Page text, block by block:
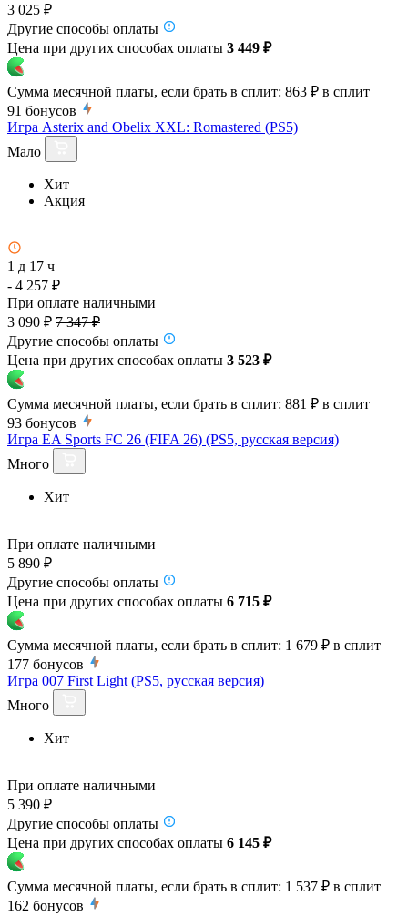
3 025 ₽
Другие способы оплаты
Цена при других способах оплаты 3 449 ₽
Сумма месячной платы, если брать в сплит: 863 ₽ в сплит
91 бонусов
Игра Asterix and Obelix XXL: Romastered (PS5)
Мало
Хит
Акция
1 д 17 ч
- 4 257 ₽
При оплате наличными
3 090 ₽ 7 347 ₽
Другие способы оплаты
Цена при других способах оплаты 3 523 ₽
Сумма месячной платы, если брать в сплит: 881 ₽ в сплит
93 бонусов
Игра EA Sports FC 26 (FIFA 26) (PS5, русская версия)
Много
Хит
При оплате наличными
5 890 ₽
Другие способы оплаты
Цена при других способах оплаты 6 715 ₽
Сумма месячной платы, если брать в сплит: 1 679 ₽ в сплит
177 бонусов
Игра 007 First Light (PS5, русская версия)
Много
Хит
При оплате наличными
5 390 ₽
Другие способы оплаты
Цена при других способах оплаты 6 145 ₽
Сумма месячной платы, если брать в сплит: 1 537 ₽ в сплит
162 бонусов